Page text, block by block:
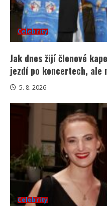
Celebrity
Jak dnes žijí členové
jezdí po koncertech, ale
5. 8. 2026
Celebrity